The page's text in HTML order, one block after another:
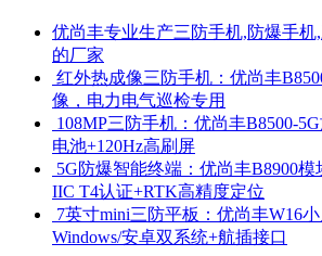
优尚丰专业生产三防手机,防爆手机
的厂家
红外热成像三防手机：优尚丰
像，电力电气巡检专用
108MP三防手机：优尚丰B8500-
电池+120Hz高刷屏
5G防爆智能终端：优尚丰B8900
IIC T4认证+RTK高精度定位
7英寸mini三防平板：优尚丰W16
Windows/安卓双系统+航插接口